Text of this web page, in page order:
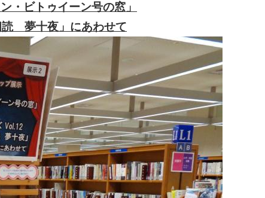
・ビトゥイーン号の窓」
夢十夜」にあわせて